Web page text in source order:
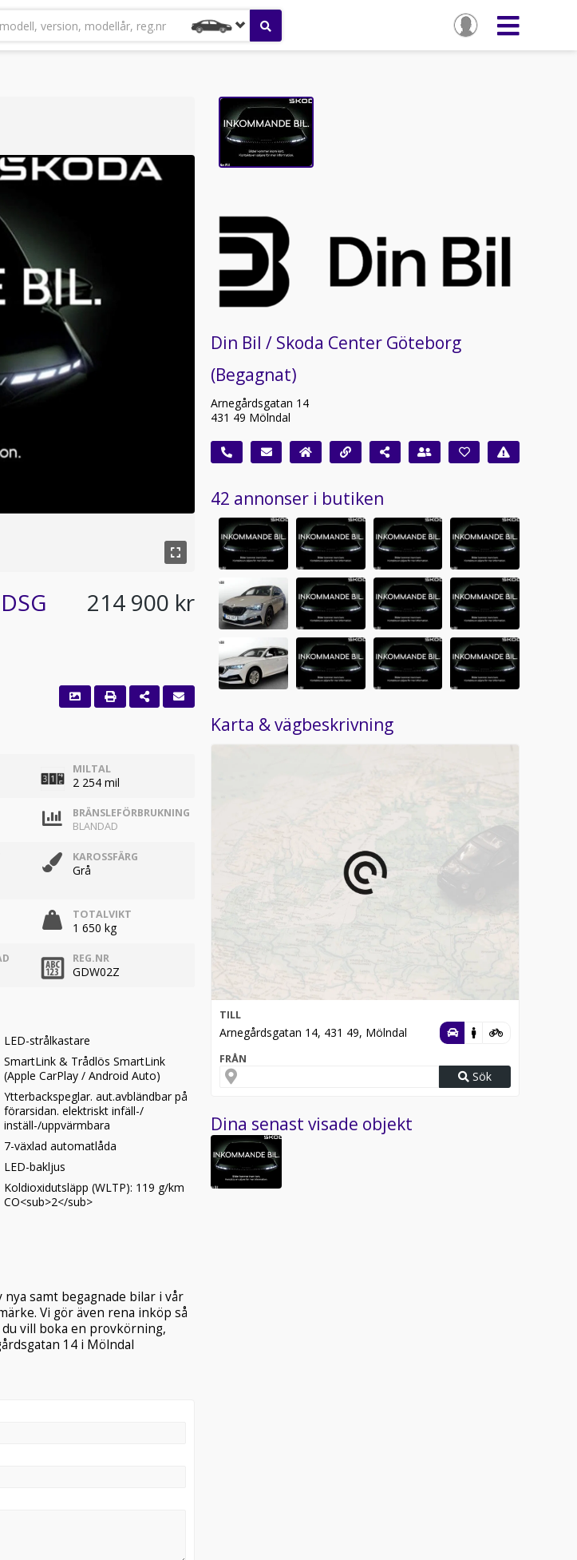
version, modellår, reg.nr
214 900 kr
MILTAL
2 254 mil
BRÄNSLEFÖRBRUKNING
BLANDAD
KAROSSFÄRG
Grå
TOTALVIKT
1 650 kg
REG.NR
GDW02Z
LED-strålkastare
SmartLink & Trådlös SmartLink
(Apple CarPlay / Android Auto)
Ytterbackspeglar. aut.avbländbar på
förarsidan. elektriskt infäll-/
inställ-/uppvärmbara
7-växlad automatlåda
LED-bakljus
Koldioxidutsläpp (WLTP): 119 g/km
CO<sub>2</sub>
samt begagnade bilar i vår
Vi gör även rena inköp så
vill boka en provkörning,
14 i Mölndal
Din Bil / Skoda Center Göteborg
(Begagnat)
Arnegårdsgatan 14
431 49 Mölndal
42 annonser i butiken
Karta & vägbeskrivning
TILL
Arnegårdsgatan 14, 431 49, Mölndal
FRÅN
Sök
Dina senast visade objekt